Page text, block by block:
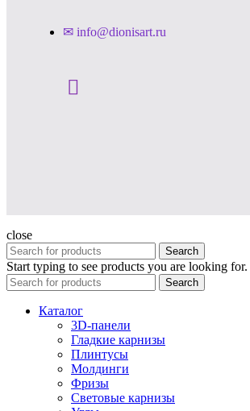
✉ info@dionisart.ru
close
Search
Start typing to see products you are looking for.
Search
Каталог
3D-панели
Гладкие карнизы
Плинтусы
Молдинги
Фризы
Световые карнизы